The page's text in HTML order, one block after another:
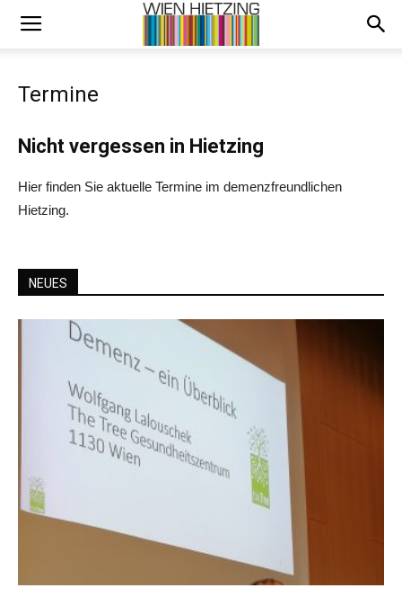
Termine
Nicht vergessen in Hietzing
Hier finden Sie aktuelle Termine im demenzfreundlichen
Hietzing.
NEUES